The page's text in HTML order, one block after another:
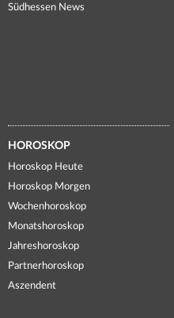
Südhessen News
HOROSKOP
Horoskop Heute
Horoskop Morgen
Wochenhoroskop
Monatshoroskop
Jahreshoroskop
Partnerhoroskop
Aszendent